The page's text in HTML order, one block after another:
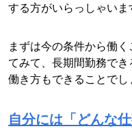
する方がいらっしゃいま
まずは今の条件から働
てみて、長期間勤務で
働き方もできることでし
自分には「どんな